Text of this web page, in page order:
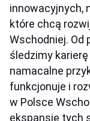
innowacyjnych,
które chcą
Wschodniej. Od
śledzimy
namacalne
funkcjonuje i
w Polsce
ekspansję tych